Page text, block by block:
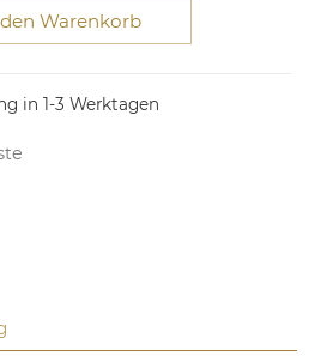
in 1-3 Werktagen
Warenkorb